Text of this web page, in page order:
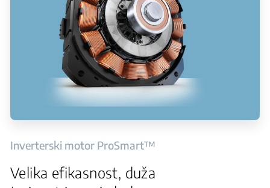
Inverterski motor ProSmart™
Velika efikasnost, duža